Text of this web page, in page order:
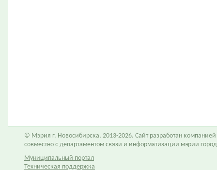
© Мэрия г. Новосибирска, 2013-2026. Сайт разработан компанией
совместно с департаментом связи и информатизации мэрии
Муниципальный портал
Техническая поддержка